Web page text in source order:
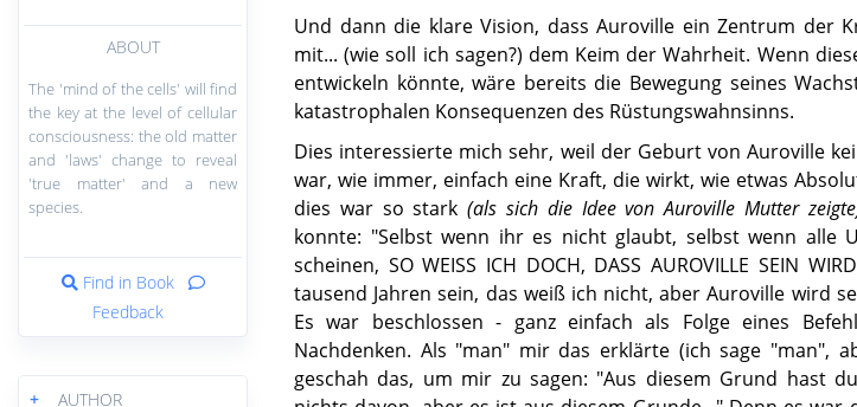
ABOUT
The 'mind of the cells' will find
the key at the level of cellular
consciousness: the old matter
and 'laws' change to reveal
'true matter' and a new
species.
Find in Book
Feedback
+ AUTHOR
Und dann die klare Vision, dass Auroville ein Zentrum der
mit... (wie soll ich sagen?) dem Keim der Wahrheit. Wenn
entwickeln könnte, wäre bereits die Bewegung seines
katastrophalen Konsequenzen des Rüstungswahnsinns.
Dies interessierte mich sehr, weil der Geburt von Auroville
war, wie immer, einfach eine Kraft, die wirkt, wie etwas
dies war so stark(als sich die Idee von Auroville Mutter
konnte: "Selbst wenn ihr es nicht glaubt, selbst wenn alle
scheinen, SO WEISS ICH DOCH, DASS AUROVILLE SEIN
tausend Jahren sein, das weiß ich nicht, aber Auroville wird
Es war beschlossen - ganz einfach als Folge eines
Nachdenken. Als "man" mir das erklärte (ich sage "man",
geschah das, um mir zu sagen: "Aus diesem Grund hast